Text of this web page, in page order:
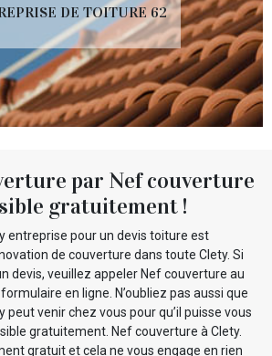
DE TOITURE 62
par Nef couverture
gratuitement !
entreprise pour un devis toiture est
de couverture dans toute Clety. Si
devis, veuillez appeler Nef couverture au
en ligne. N’oubliez pas aussi que
peut venir chez vous pour qu’il puisse vous
gratuitement. Nef couverture à Clety.
gratuit et cela ne vous engage en rien